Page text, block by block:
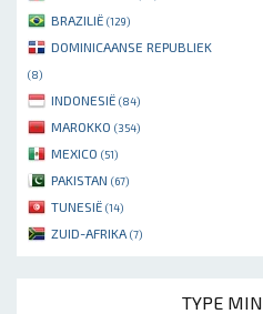
BRAZILIË (129)
DOMINICAANSE REPUBLIEK
(8)
INDONESIË (84)
MAROKKO (354)
MEXICO (51)
PAKISTAN (67)
TUNESIË (14)
ZUID-AFRIKA (7)
TYPE